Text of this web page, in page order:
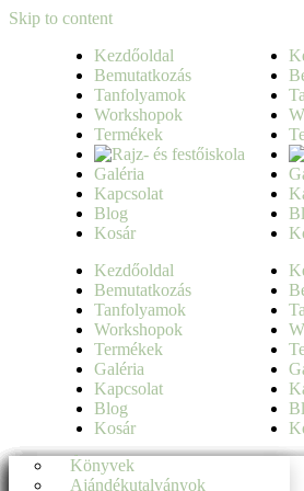
Skip to content
Kezdőoldal
Bemutatkozás
Tanfolyamok
Jobb agyféltekés rajztanfolyam
Rajztanfolyam haladóknak
Workshopok
Élményrajzolás
Élményfestés
Termékek
Könyvek
Ajándékutalványok
Galéria
Kapcsolat
Blog
Kosár
Kezdőoldal
Bemutatkozás
Tanfolyamok
Jobb agyféltekés rajztanfolyam
Rajztanfolyam haladóknak
Workshopok
Élményrajzolás
Élményfestés
Termékek
Könyvek
Ajándékutalványok
Galéria
Kapcsolat
Blog
Kosár
Jobb agyféltekés rajztanfolyam
Rajztanfolyam haladóknak
Élményrajzolás
Élményfestés
Könyvek
Ajándékutalványok
Jobb agyféltekés rajztanfolyam
Rajztanfolyam haladóknak
Élményrajzolás
Élményfestés
Könyvek
Ajándékutalványok